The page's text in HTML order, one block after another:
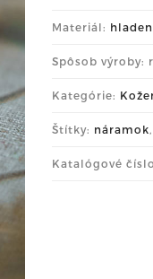
Materiál:
Spôsob výroby:
Kategórie:
Štítky: náramok,
Katalógové